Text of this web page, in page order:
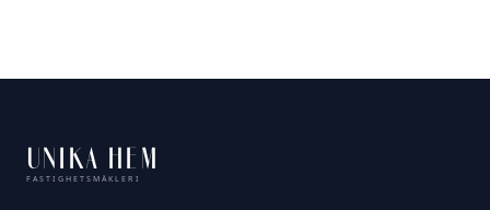
UNIKA HEM
FASTIGHETSMÄKLERI